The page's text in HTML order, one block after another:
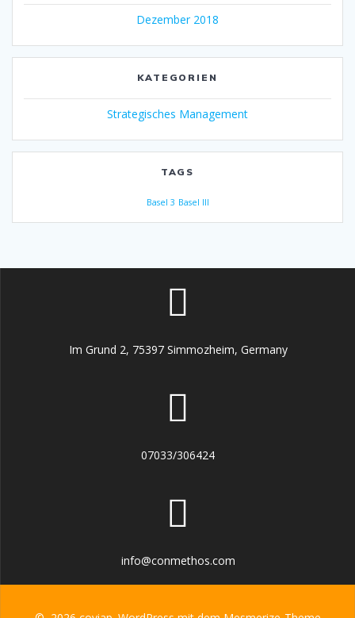
Dezember 2018
KATEGORIEN
Strategisches Management
TAGS
Basel 3 Basel III
Im Grund 2, 75397 Simmozheim, Germany
07033/306424
info@conmethos.com